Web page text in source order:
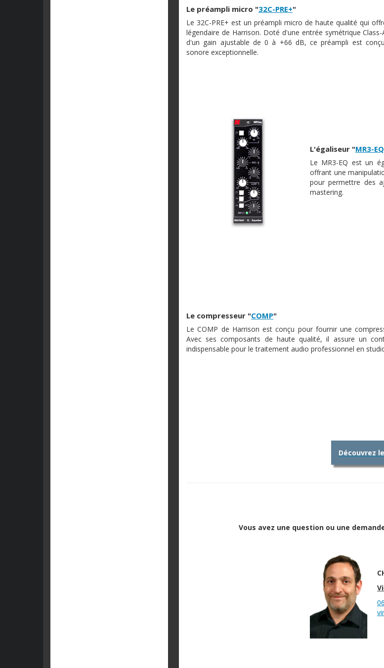
Le préampli micro "32C-PRE+"
Le 32C-PRE+ est un préampli micro de haute qualité qui
légendaire de Harrison. Doté d'une entrée symétrique
d'un gain ajustable de 0 à +66 dB, ce préampli est
sonore exceptionnelle.
L'égaliseur "MR3-EQ
Le MR3-EQ est un
offrant une
pour permettre des
mastering.
Le compresseur "COMP"
Le COMP de Harrison est conçu pour fournir une
Avec ses composants de haute qualité, il assure un
indispensable pour le traitement audio professionnel en
Découvrez
Vous avez une question ou une